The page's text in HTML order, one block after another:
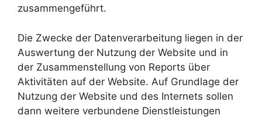
zusammengeführt.
Die Zwecke der Datenverarbeitung liegen in der
Auswertung der Nutzung der Website und in
der Zusammenstellung von Reports über
Aktivitäten auf der Website. Auf Grundlage der
Nutzung der Website und des Internets sollen
dann weitere verbundene Dienstleistungen